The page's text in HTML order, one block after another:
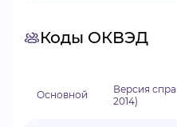
Коды ОКВЭД
Основной
Версия
2014)